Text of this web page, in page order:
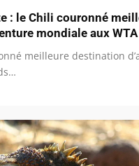
: le Chili couronné
mondiale aux
meilleure destination